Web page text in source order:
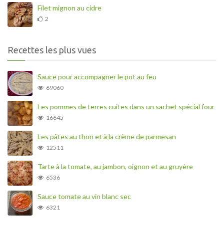
Filet mignon au cidre
2
Recettes les plus vues
Sauce pour accompagner le pot au feu
69060
Les pommes de terres cuites dans un sachet spécial four
16645
Les pâtes au thon et à la crème de parmesan
12511
Tarte à la tomate, au jambon, oignon et au gruyère
6536
Sauce tomate au vin blanc sec
6321